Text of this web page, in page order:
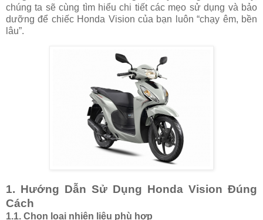
chúng ta sẽ cùng tìm hiểu chi tiết các mẹo sử dụng và bảo
dưỡng để chiếc Honda Vision của bạn luôn “chạy êm, bền
lâu”.
1. Hướng Dẫn Sử Dụng Honda Vision Đúng
Cách
1.1. Chọn loại nhiên liệu phù hợp